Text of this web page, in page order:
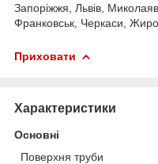
Запоріжжя, Львів,
Франковськ, Черкаси,
Приховати
Характеристики
Основні
Поверхня труби